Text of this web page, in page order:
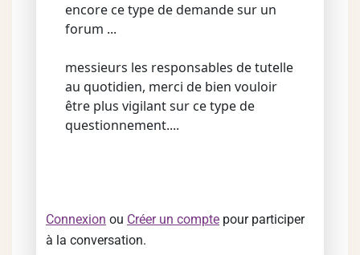
encore ce type de demande sur un
forum ...
messieurs les responsables de tutelle
au quotidien, merci de bien vouloir
être plus vigilant sur ce type de
questionnement....
Connexion ou Créer un compte pour participer
à la conversation.